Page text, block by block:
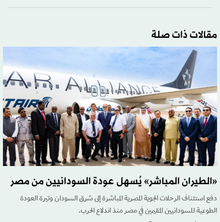
مقالات ذات صلة
«الطيران المباشر» يُسهل عودة السودانيين من مصر
دفع استئناف الرحلات الجوية المصرية المباشرة إلى شرق السودان وتيرة العودة
الطوعية للسودانيين المقيمين في مصر منذ اندلاع الحرب.